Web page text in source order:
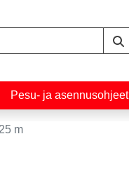
Pesu- ja asennusohjeet
m